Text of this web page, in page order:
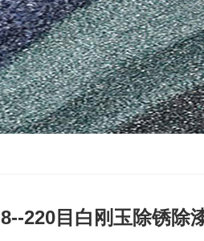
8--220目白刚玉除锈除